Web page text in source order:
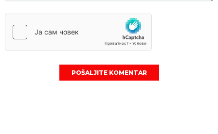
POŠALJITE KOMENTAR